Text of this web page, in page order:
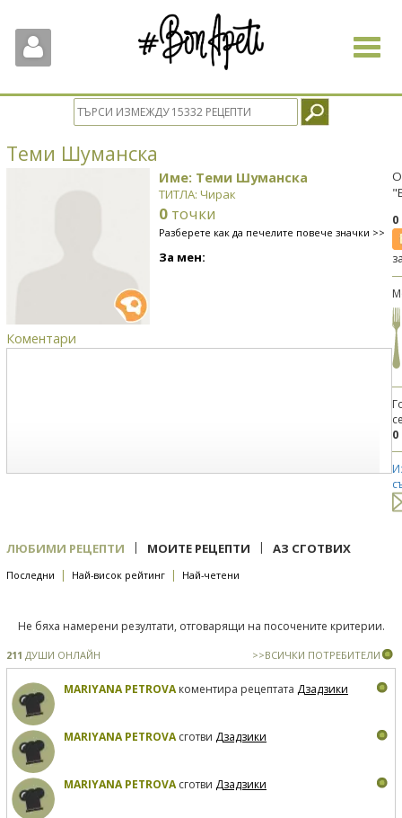
Toggle
Теми Шуманска
Име: Теми Шуманска
ТИТЛА: Чирак
0 точки
Разберете как да печелите повече значки >>
За мен:
Коментари
0
ЛЮБИМИ РЕЦЕПТИ | МОИТЕ РЕЦЕПТИ | АЗ СГОТВИХ
Последни | Най-висок рейтинг | Най-четени
Не бяха намерени резултати, отговарящи на посочените критерии.
211 ДУШИ ОНЛАЙН >>ВСИЧКИ ПОТРЕБИТЕЛИ
MARIYANA PETROVAкоментира рецептата Дзадзики
MARIYANA PETROVAсготви Дзадзики
MARIYANA PETROVAсготви Дзадзики